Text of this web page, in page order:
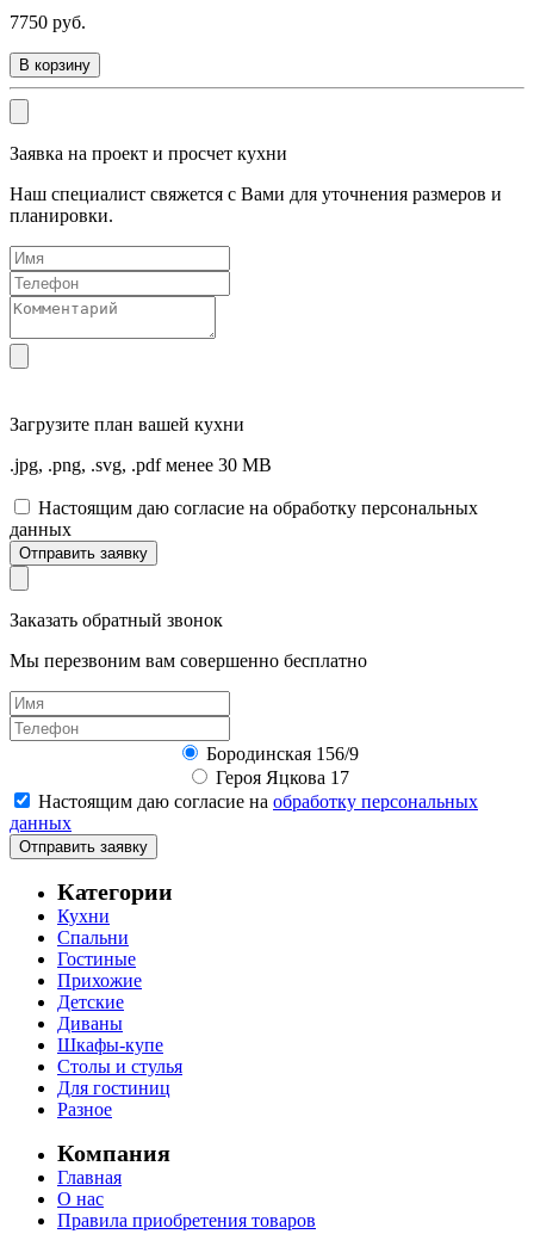
7750 руб.
В корзину
Заявка на проект и просчет кухни
Наш специалист свяжется с Вами для уточнения размеров и
планировки.
Загрузите план вашей кухни
.jpg, .png, .svg, .pdf менее 30 MB
Настоящим даю согласие на обработку персональных
данных
Отправить заявку
Заказать обратный звонок
Мы перезвоним вам совершенно бесплатно
Бородинская 156/9
Героя Яцкова 17
Настоящим даю согласие на обработку персональных
данных
Отправить заявку
Категории
Кухни
Спальни
Гостиные
Прихожие
Детские
Диваны
Шкафы-купе
Столы и стулья
Для гостиниц
Разное
Компания
Главная
О нас
Правила приобретения товаров